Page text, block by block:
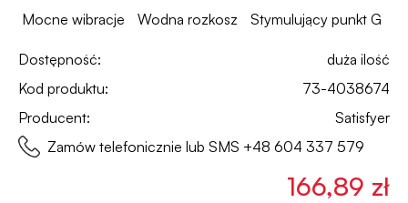
Mocne wibracje Wodna rozkosz Stymulujący punkt G
Dostępność:
duża ilość
Kod produktu:
73-4038674
Producent:
Satisfyer
Zamów telefonicznie lub SMS +48 604 337 579
166,89 zł